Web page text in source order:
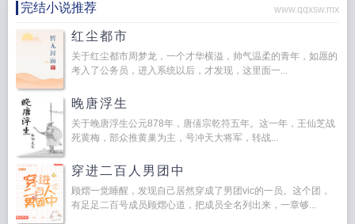
完结小说推荐 www.qqxsw.mx
红尘都市
关于红尘都市周梦龙，一个才华横溢，帅气温柔的青年，如愿的
考入了公务员，进入系统以后，才发现，这里面一...
晚唐浮生
关于晚唐浮生公元878年，唐僖宗乾符五年。这一年，王仙芝战
死黄梅，部众推黄巢为主，号冲天大将军，转战...
穿进二百人男团中
顾熠一觉睡醒，发现自己居然穿成了男团vic的一员。这个团，
有足足二百号成员顾熠心道，把成员全名列出来，一章够...